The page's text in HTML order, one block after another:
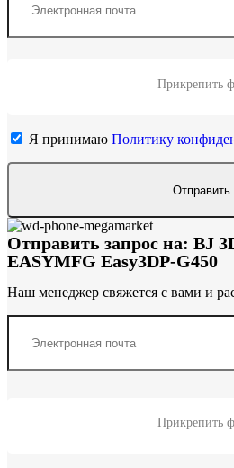
Прикрепить
Я принимаю Политику
Отправить запрос на: BJ
EASYMFG Easy3DP-G450
Наш менеджер свяжется с вами и
Прикрепить